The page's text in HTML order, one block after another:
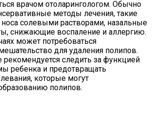
врачом отоларингологом. Обычно
методы лечения, такие
солевыми растворами, назальные
снижающие воспаление и аллергию.
может потребоваться
для удаления полипов.
рекомендуется следить за функцией
ребенка и предотвращать
которые могут
полипов.